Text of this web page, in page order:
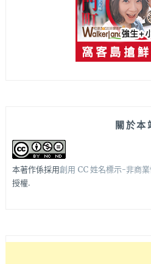
關於本
本著作係採用創用 CC 姓名標示-非商
授權.